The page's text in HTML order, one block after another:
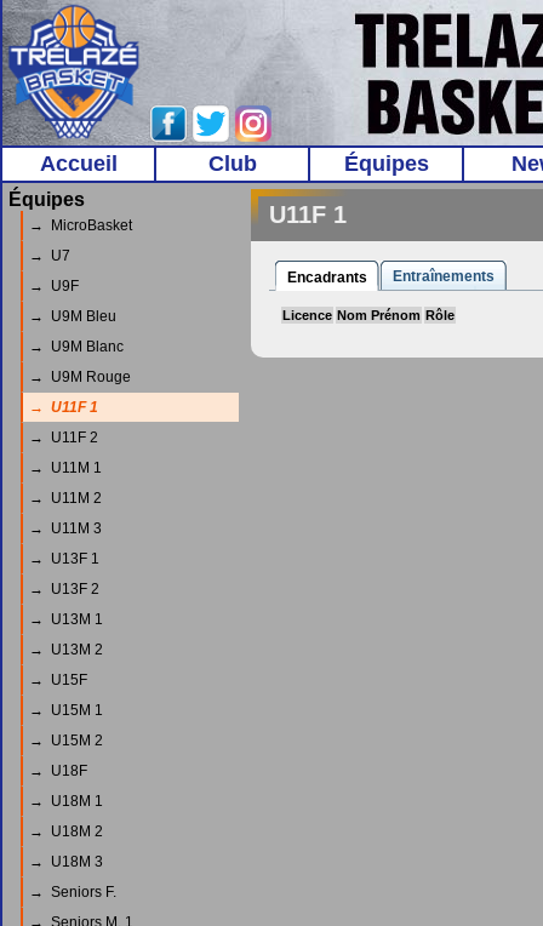
Accueil Club Équipes
Équipes
→ MicroBasket
→ U7
→ U9F
→ U9M Bleu
→ U9M Blanc
→ U9M Rouge
→ U11F 1
→ U11F 2
→ U11M 1
→ U11M 2
→ U11M 3
→ U13F 1
→ U13F 2
→ U13M 1
→ U13M 2
→ U15F
→ U15M 1
→ U15M 2
→ U18F
→ U18M 1
→ U18M 2
→ U18M 3
→ Seniors F.
→ Seniors M. 1
U11F 1
Encadrants Entraînements
Licence Nom Prénom Rôle